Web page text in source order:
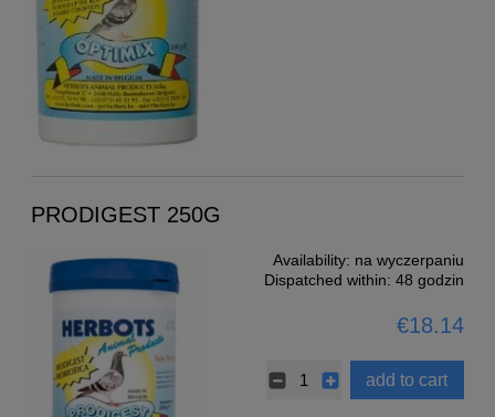
PRODIGEST 250G
Availability: na wyczerpaniu
Dispatched within: 48 godzin
€18.14
add to cart